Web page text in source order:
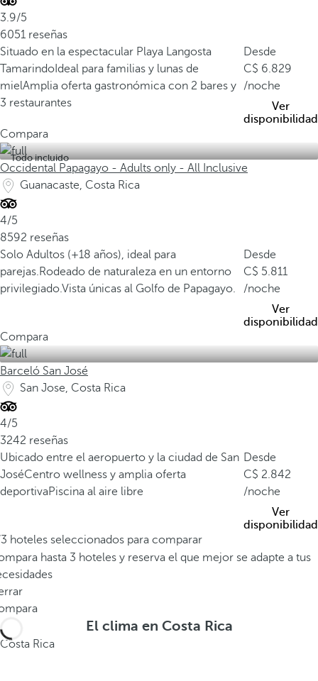
3.9/5
6051 reseñas
Situado en la espectacular Playa Langosta
Tamarindo Ideal para familias y lunas de
mielAmplia oferta gastronómica con 2 bares y
3 restaurantes
Desde
6.829
/noche
Ver
disponibilidad
Compara
Todo incluido
Occidental Papagayo - Adults only - All Inclusive
Guanacaste, Costa Rica
4/5
8592 reseñas
Solo Adultos (+18 años), ideal para
parejas.Rodeado de naturaleza en un entorno
privilegiado.Vista únicas al Golfo de Papagayo.
Desde
5.811
/noche
Ver
disponibilidad
Compara
Barceló San José
San Jose, Costa Rica
4/5
3242 reseñas
Ubicado entre el aeropuerto y la ciudad de San
JoséCentro wellness y amplia oferta
deportivaPiscina al aire libre
Desde
2.842
/noche
Ver
disponibilidad
hoteles seleccionados para comparar
hasta 3 hoteles y reserva el que mejor se adapte a tus
El clima en Costa Rica
Costa Rica
e
r
f
i
c
i
e
e
r
r
e
s
t
r
e
d
e
l
a
n
e
t
a
b
r
c